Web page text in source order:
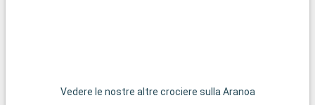
Vedere le nostre altre crociere sulla Aranoa